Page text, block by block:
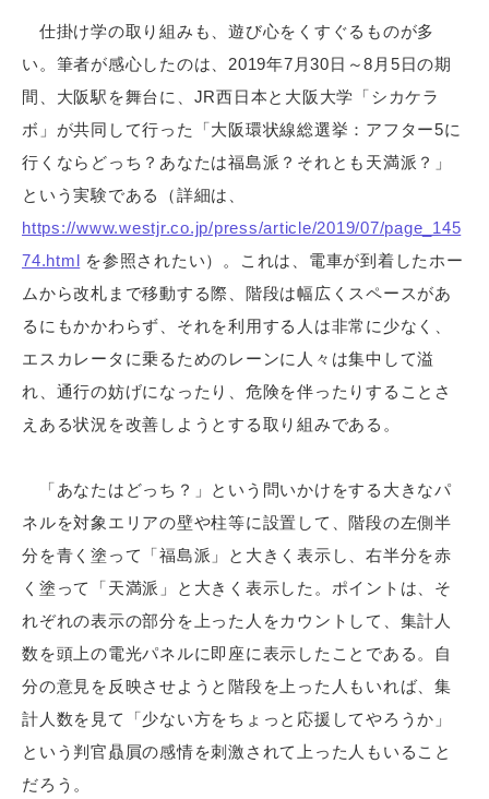
仕掛け学の取り組みも、遊び心をくすぐるものが多
い。筆者が感心したのは、2019年7月30日～8月5日の期
間、大阪駅を舞台に、JR西日本と大阪大学「シカケラ
ボ」が共同して行った「大阪環状線総選挙：アフター5に
行くならどっち？あなたは福島派？それとも天満派？」
という実験である（詳細は、
https://www.westjr.co.jp/press/article/2019/07/page_145
74.html を参照されたい）。これは、電車が到着したホー
ムから改札まで移動する際、階段は幅広くスペースがあ
るにもかかわらず、それを利用する人は非常に少なく、
エスカレータに乗るためのレーンに人々は集中して溢
れ、通行の妨げになったり、危険を伴ったりすることさ
えある状況を改善しようとする取り組みである。
「あなたはどっち？」という問いかけをする大きなパ
ネルを対象エリアの壁や柱等に設置して、階段の左側半
分を青く塗って「福島派」と大きく表示し、右半分を赤
く塗って「天満派」と大きく表示した。ポイントは、そ
れぞれの表示の部分を上った人をカウントして、集計人
数を頭上の電光パネルに即座に表示したことである。自
分の意見を反映させようと階段を上った人もいれば、集
計人数を見て「少ない方をちょっと応援してやろうか」
という判官贔屓の感情を刺激されて上った人もいること
だろう。